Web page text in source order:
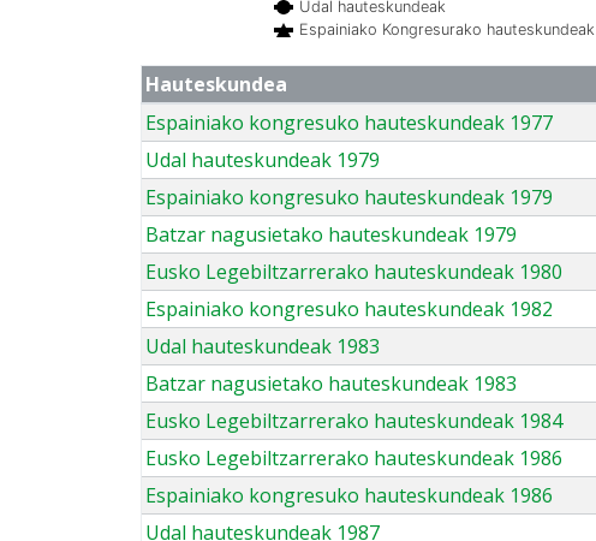
Udal hauteskundeak
Espainiako Kongresurako hauteskundeak
Hauteskundea
Espainiako kongresuko hauteskundeak 1977
Udal hauteskundeak 1979
Espainiako kongresuko hauteskundeak 1979
Batzar nagusietako hauteskundeak 1979
Eusko Legebiltzarrerako hauteskundeak 1980
Espainiako kongresuko hauteskundeak 1982
Udal hauteskundeak 1983
Batzar nagusietako hauteskundeak 1983
Eusko Legebiltzarrerako hauteskundeak 1984
Eusko Legebiltzarrerako hauteskundeak 1986
Espainiako kongresuko hauteskundeak 1986
Udal hauteskundeak 1987